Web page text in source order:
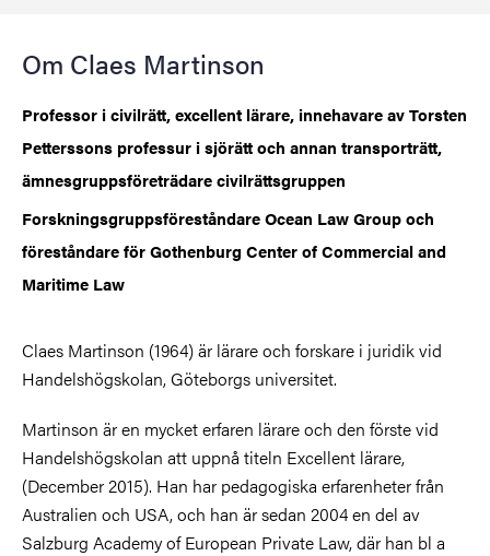
Om Claes Martinson
Professor i civilrätt, excellent lärare, innehavare av Torsten
Petterssons professur i sjörätt och annan transporträtt,
ämnesgruppsföreträdare civilrättsgruppen
Forskningsgruppsföreståndare Ocean Law Group och
föreståndare för Gothenburg Center of Commercial and
Maritime Law
Claes Martinson (1964) är lärare och forskare i juridik vid
Handelshögskolan, Göteborgs universitet.
Martinson är en mycket erfaren lärare och den förste vid
Handelshögskolan att uppnå titeln Excellent lärare,
(December 2015). Han har pedagogiska erfarenheter från
Australien och USA, och han är sedan 2004 en del av
Salzburg Academy of European Private Law, där han bl a